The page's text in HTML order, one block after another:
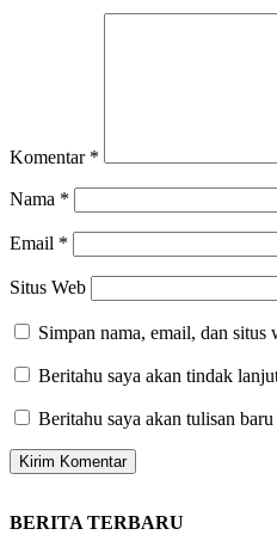
Komentar *
Nama *
Email *
Situs Web
Simpan nama, email, dan
Beritahu saya akan tindak
Beritahu saya akan tulisan
BERITA TERBARU